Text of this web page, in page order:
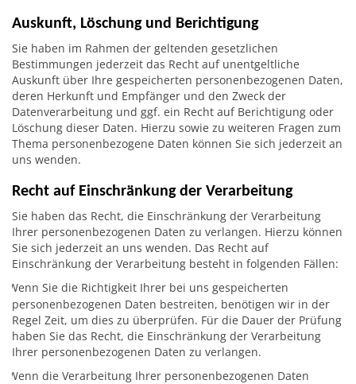
Auskunft, Löschung und Berichtigung
Sie haben im Rahmen der geltenden gesetzlichen
Bestimmungen jederzeit das Recht auf unentgeltliche
Auskunft über Ihre gespeicherten personenbezogenen Daten,
deren Herkunft und Empfänger und den Zweck der
Datenverarbeitung und ggf. ein Recht auf Berichtigung oder
Löschung dieser Daten. Hierzu sowie zu weiteren Fragen zum
Thema personenbezogene Daten können Sie sich jederzeit an
uns wenden.
Recht auf Einschränkung der Verarbeitung
Sie haben das Recht, die Einschränkung der Verarbeitung
Ihrer personenbezogenen Daten zu verlangen. Hierzu können
Sie sich jederzeit an uns wenden. Das Recht auf
Einschränkung der Verarbeitung besteht in folgenden Fällen:
Wenn Sie die Richtigkeit Ihrer bei uns gespeicherten
personenbezogenen Daten bestreiten, benötigen wir in der
Regel Zeit, um dies zu überprüfen. Für die Dauer der Prüfung
haben Sie das Recht, die Einschränkung der Verarbeitung
Ihrer personenbezogenen Daten zu verlangen.
Wenn die Verarbeitung Ihrer personenbezogenen Daten